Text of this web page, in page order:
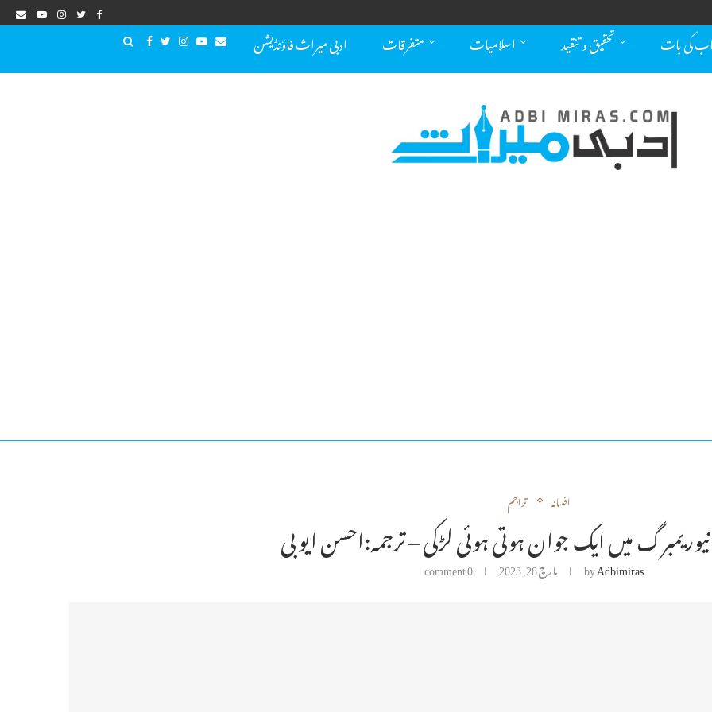
کی بات تحقیق و تنقید اسلامیات متفرقات ادبی میراث فاؤنڈیشن
افسانہ تراجم
byAdbimiras مارچ 28, 2023 0 comment